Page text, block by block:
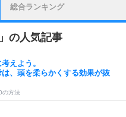
総合ランキング
」の人気記事
えよう。
、頭を柔らかくする効果が抜
の方法